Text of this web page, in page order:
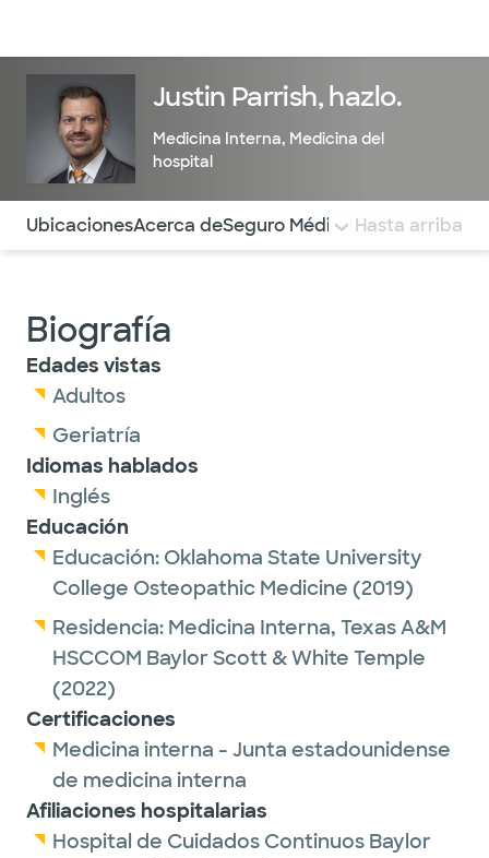
Justin Parrish, hazlo.
Medicina Interna, Medicina del
hospital
Utilice esta navegación para saltar rápidamente a
UbicacionesAcerca deSeguro Médico COMENTARIOS
Hasta arriba
Biografía
Edades vistas
Adultos
Geriatría
Idiomas hablados
Inglés
Educación
Educación: Oklahoma State University
College Osteopathic Medicine (2019)
Residencia: Medicina Interna, Texas A&M
HSCCOM Baylor Scott & White Temple
(2022)
Certificaciones
Medicina interna - Junta estadounidense
de medicina interna
Afiliaciones hospitalarias
Hospital de Cuidados Continuos Baylor